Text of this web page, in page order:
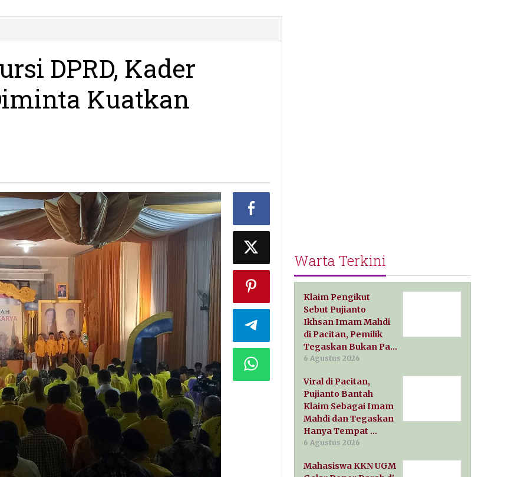
DPRD, Kader
Kuatkan
Warta Terkini
Klaim Pengikut
Sebut Pujianto
Ikhsan Imam Mahdi
di Pacitan, Pemilik
Tegaskan Bukan Pa…
6 Agustus 2026
Viral di Pacitan,
Pujianto Bantah
Klaim Sebagai Imam
Mahdi dan Tegaskan
Hanya Tempat …
6 Agustus 2026
Mahasiswa KKN UGM